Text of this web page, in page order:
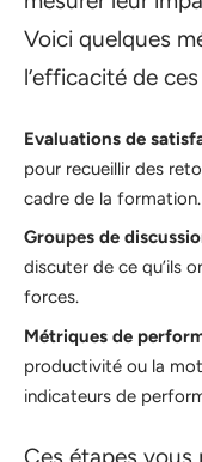
Voici quelques
l’efficacité de
Evaluations de
pour recueillir des
cadre de la formation.
Groupes de
discuter de ce qu’ils
forces.
Métriques de
productivité ou la
indicateurs de